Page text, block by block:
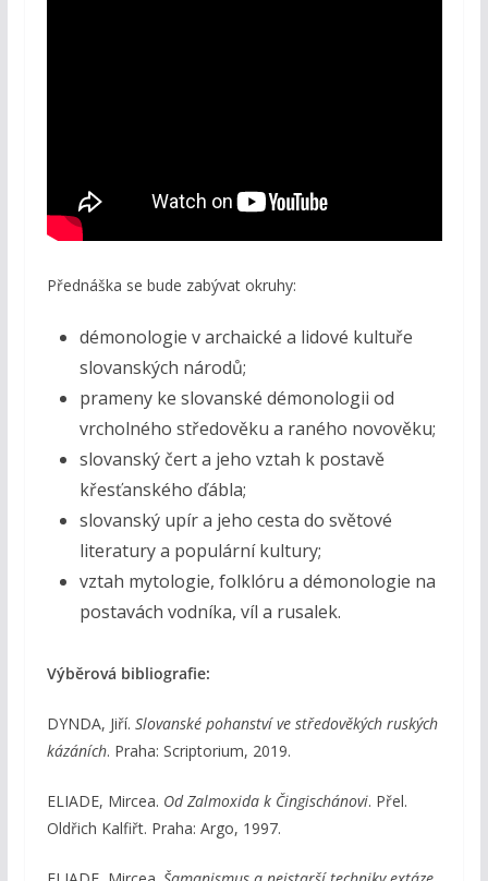
Přednáška se bude zabývat okruhy:
démonologie v archaické a lidové kultuře
slovanských národů;
prameny ke slovanské démonologii od
vrcholného středověku a raného novověku;
slovanský čert a jeho vztah k postavě
křesťanského ďábla;
slovanský upír a jeho cesta do světové
literatury a populární kultury;
vztah mytologie, folklóru a démonologie na
postavách vodníka, víl a rusalek.
Výběrová bibliografie:
DYNDA, Jiří. Slovanské pohanství ve středověkých ruských
kázáních. Praha: Scriptorium, 2019.
ELIADE, Mircea. Od Zalmoxida k Čingischánovi. Přel.
Oldřich Kalfiřt. Praha: Argo, 1997.